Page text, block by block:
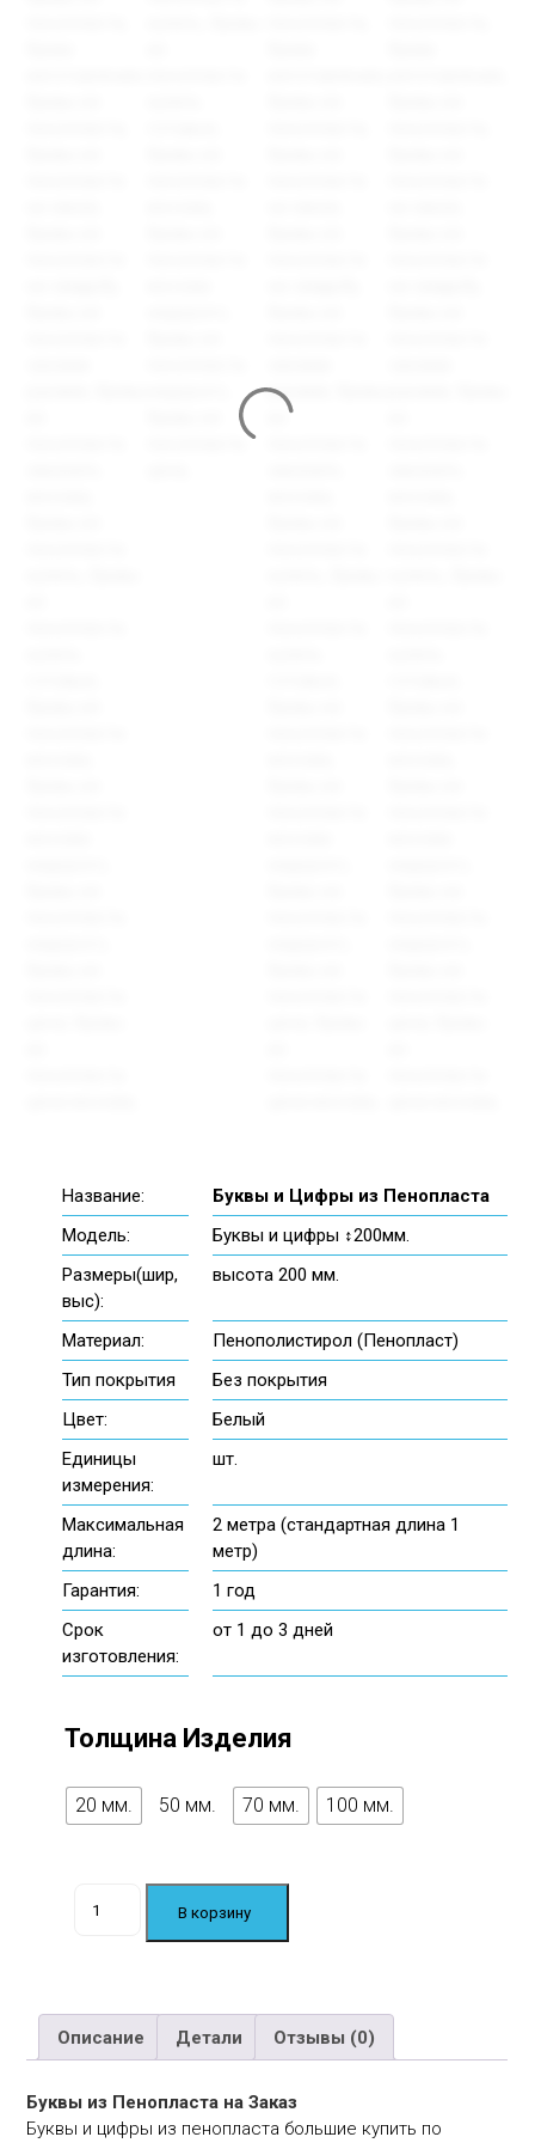
Название:
Буквы и Цифры из Пенопласта
Модель:
Буквы и цифры ↕200мм.
Размеры(шир,
выс):
высота 200 мм.
Материал:
Пенополистирол (Пенопласт)
Тип покрытия
Без покрытия
Цвет:
Белый
Единицы
измерения:
шт.
Максимальная
длина:
2 метра (стандартная длина 1
метр)
Гарантия:
1 год
Срок
изготовления:
от 1 до 3 дней
Толщина Изделия
20 мм. 50 мм. 70 мм. 100 мм.
товара
В корзину
Описание Детали Отзывы (0)
Буквы из Пенопласта на Заказ
Буквы и цифры из пенопласта большие купить по